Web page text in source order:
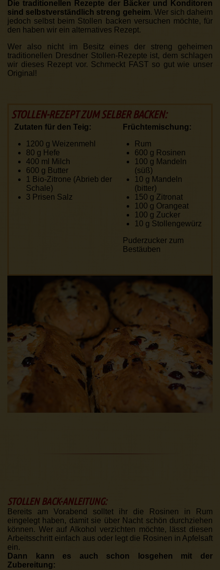
Die traditionellen Rezepte der Bäcker und Konditoren
sind selbstverständlich streng geheim. Wer sich daheim
jedoch selbst beim Stollen backen versuchen möchte, für
den haben wir ein alternatives Rezept.
Wer also nicht im Besitz eines der streng geheimen
traditionellen Dresdner Stollen-Rezepte ist, dem schlagen
wir dieses Rezept vor. Schmeckt FAST so gut wie unser
Original!
STOLLEN-REZEPT ZUM SELBER BACKEN:
Zutaten für den Teig:
1200 g Weizenmehl
80 g Hefe
400 ml
Milch
600 g Butter
1
Bio-Zitrone (Abrieb der
Schale)
3 Prisen Salz
Früchtemischung:
Rum
600 g Rosinen
100 g Mandeln
(süß)
10 g Mandeln
(bitter)
150 g Zitronat
100 g Orangeat
100 g Zucker
10 g Stollengewürz
Puderzucker zum
Bestäuben
STOLLEN BACK-ANLEITUNG:
Bereits am Vorabend solltet ihr die Rosinen in Rum
eingelegt haben, damit sie über Nacht schön durchziehen
können. Wer auf Alkohol verzichten möchte, lässt diesen
Arbeitsschritt einfach aus oder legt die Rosinen in Apfelsaft
ein.
Dann kann es auch schon losgehen mit der
Zubereitung: